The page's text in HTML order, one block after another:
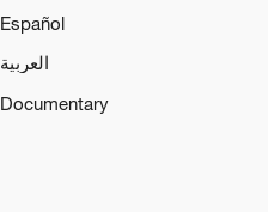
Español
العربية
Documentary